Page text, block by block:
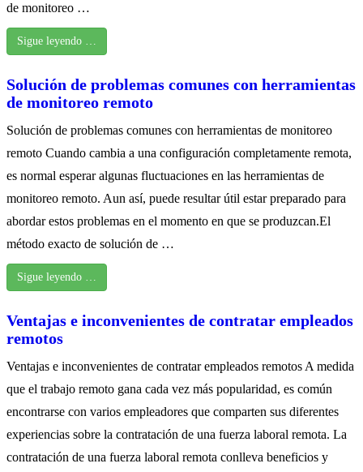
de monitoreo …
Sigue leyendo …
Solución de problemas comunes con herramientas
de monitoreo remoto
Solución de problemas comunes con herramientas de monitoreo
remoto Cuando cambia a una configuración completamente remota,
es normal esperar algunas fluctuaciones en las herramientas de
monitoreo remoto. Aun así, puede resultar útil estar preparado para
abordar estos problemas en el momento en que se produzcan.El
método exacto de solución de …
Sigue leyendo …
Ventajas e inconvenientes de contratar empleados
remotos
Ventajas e inconvenientes de contratar empleados remotos A medida
que el trabajo remoto gana cada vez más popularidad, es común
encontrarse con varios empleadores que comparten sus diferentes
experiencias sobre la contratación de una fuerza laboral remota. La
contratación de una fuerza laboral remota conlleva beneficios y